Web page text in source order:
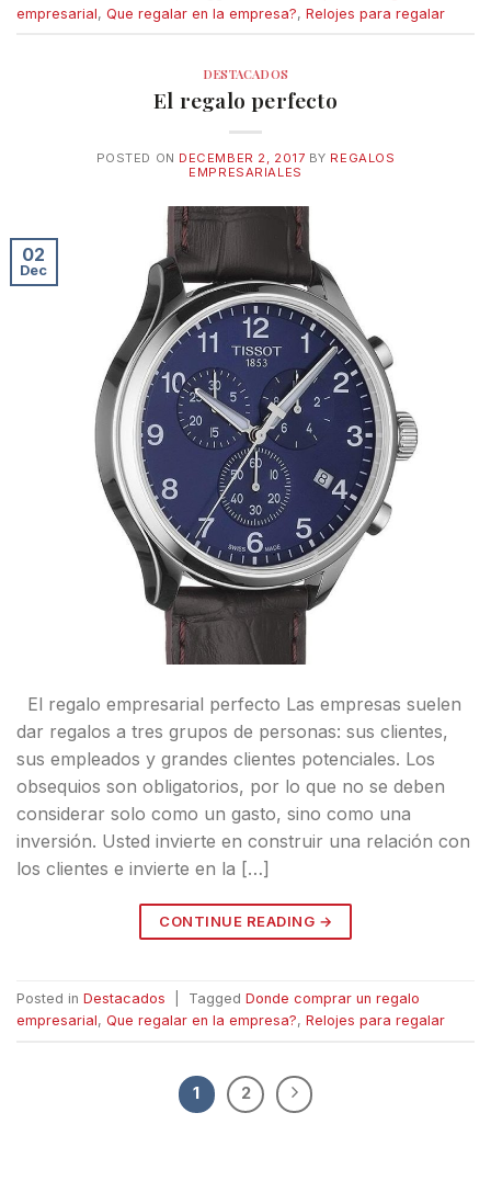
empresarial, Que regalar en la empresa?, Relojes para regalar
DESTACADOS
El regalo perfecto
POSTED ON DECEMBER 2, 2017 BY REGALOS
EMPRESARIALES
02
Dec
El regalo empresarial perfecto Las empresas suelen
dar regalos a tres grupos de personas: sus clientes,
sus empleados y grandes clientes potenciales. Los
obsequios son obligatorios, por lo que no se deben
considerar solo como un gasto, sino como una
inversión. Usted invierte en construir una relación con
los clientes e invierte en la […]
CONTINUE READING →
Posted in Destacados Tagged Donde comprar un regalo
empresarial, Que regalar en la empresa?, Relojes para regalar
1 2